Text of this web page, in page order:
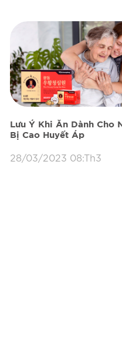
Lưu Ý Khi Ăn Dành Cho
Bị Cao Huyết Áp
28/03/2023 08:Th3